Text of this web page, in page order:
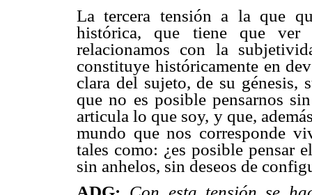
La tercera tensión a la que
histórica, que tiene que
relacionamos con la
constituye históricamente en
clara del sujeto, de su génesis,
que no es posible pensarnos
articula lo que soy, y que,
mundo que nos corresponde
tales como: ¿es posible pensar
sin anhelos, sin deseos de